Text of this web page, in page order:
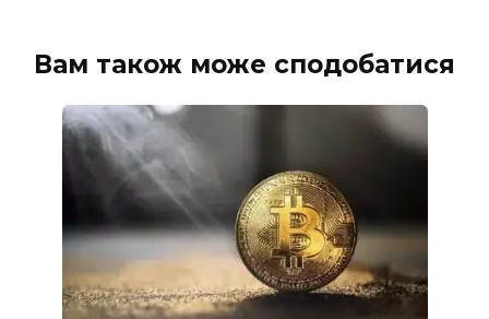
Вам також може сподобатися